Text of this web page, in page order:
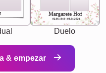
Margarete Hof
02.05.1940 - 08.04.2021
Duelo
& empezar